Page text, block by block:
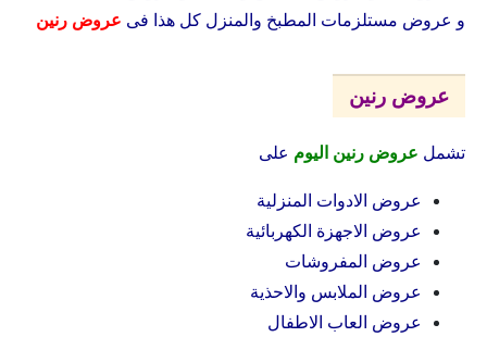
و عروض مستلزمات المطبخ والمنزل كل هذا فى عروض رنين
عروض رنين
تشمل عروض رنين اليوم على
عروض الادوات المنزلية
عروض الاجهزة الكهربائية
عروض المفروشات
عروض الملابس والاحذية
عروض العاب الاطفال